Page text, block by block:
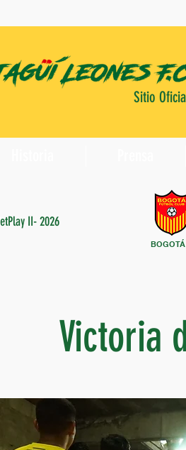
Sitio
II- 2026
Victoria